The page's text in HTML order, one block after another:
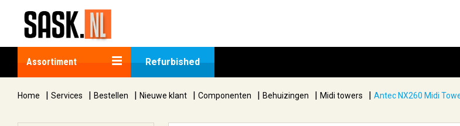
Assortiment Refurbished
Home | Services | Bestellen | Nieuwe klant | Componenten | Behuizingen | Midi towers | Antec NX260 Midi